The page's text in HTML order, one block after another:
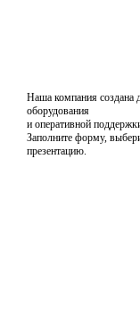
Наша компания создана
оборудования
и оперативной
Заполните форму,
презентацию.